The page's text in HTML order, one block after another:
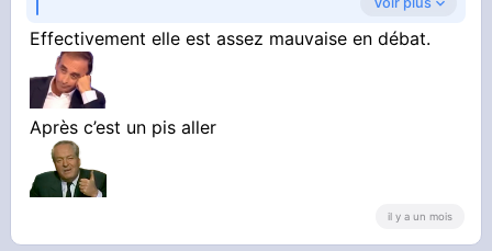
Elle était catastrophique face à macron
Effectivement elle est assez mauvaise en débat.
Après c’est un pis aller
il y a un mois